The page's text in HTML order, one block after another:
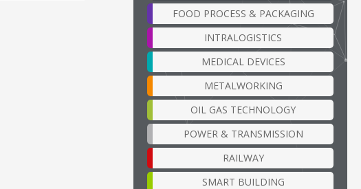
FOOD PROCESS & PACKAGING
INTRALOGISTICS
MEDICAL DEVICES
METALWORKING
OIL GAS TECHNOLOGY
POWER & TRANSMISSION
RAILWAY
SMART BUILDING